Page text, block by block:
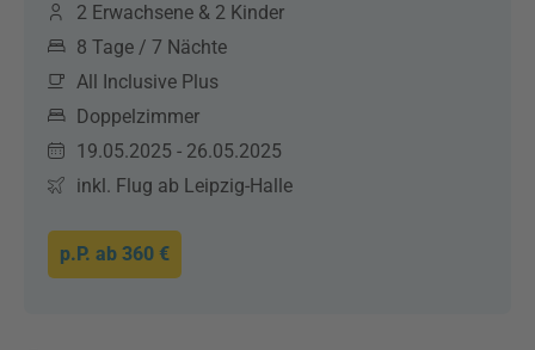
2 Erwachsene & 2 Kinder
8 Tage / 7 Nächte
All Inclusive Plus
Doppelzimmer
19.05.2025 - 26.05.2025
inkl. Flug ab Leipzig-Halle
p.P. ab 360 €